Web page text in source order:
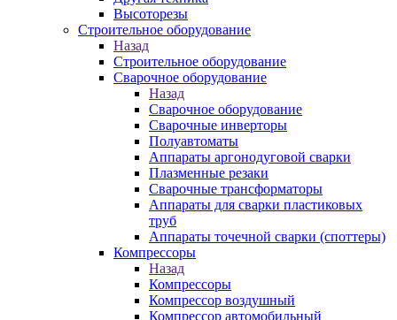
Высоторезы
Строительное оборудование
Назад
Строительное оборудование
Сварочное оборудование
Назад
Сварочное оборудование
Сварочные инверторы
Полуавтоматы
Аппараты аргонодуговой сварки
Плазменные резаки
Сварочные трансформаторы
Аппараты для сварки пластиковых
труб
Аппараты точечной сварки (споттеры)
Компрессоры
Назад
Компрессоры
Компрессор воздушный
Компрессор автомобильный